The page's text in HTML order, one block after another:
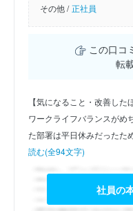
その他 / 正社員
この口コ
転
【気になること・改善した
ワークライフバランスがめ
た部署は平日休みだったた
読む(全94文字)
社員の